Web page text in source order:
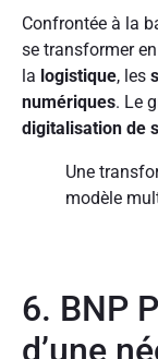
Confrontée à la
se transformer
la logistique, les
numériques. Le
digitalisation de
Une
modèle
6. BNP
d’une